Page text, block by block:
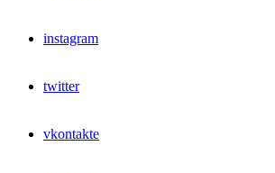
instagram
twitter
vkontakte